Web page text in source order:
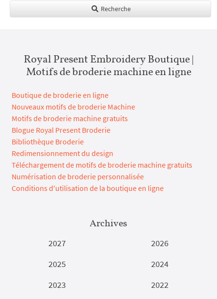
Recherche
Royal Present Embroidery Boutique |
Motifs de broderie machine en ligne
Boutique de broderie en ligne
Nouveaux motifs de broderie Machine
Motifs de broderie machine gratuits
Blogue Royal Present Broderie
Bibliothèque Broderie
Redimensionnement du design
Téléchargement de motifs de broderie machine gratuits
Numérisation de broderie personnalisée
Conditions d'utilisation de la boutique en ligne
Archives
2027
2026
2025
2024
2023
2022